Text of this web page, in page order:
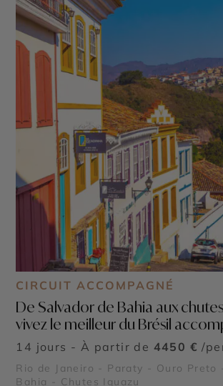
CIRCUIT ACCOMPAGNÉ
De Salvador de Bahia aux
vivez le meilleur du Brésil
14 jours - À partir de 4450 € /
Rio de Janeiro - Paraty - Ouro Preto
Bahia - Chutes Iguazu